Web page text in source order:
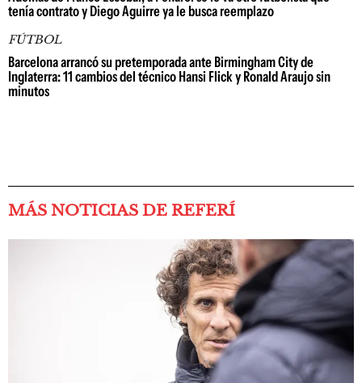
tenía contrato y Diego Aguirre ya le busca reemplazo
FÚTBOL
Barcelona arrancó su pretemporada ante Birmingham City de
Inglaterra: 11 cambios del técnico Hansi Flick y Ronald Araujo sin
minutos
MÁS NOTICIAS DE REFERÍ